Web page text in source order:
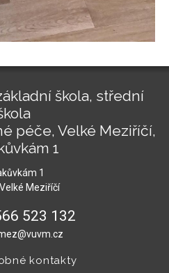
škola, střední
péče, Velké Meziříčí,
1
1
Meziříčí
523 132
kontakty